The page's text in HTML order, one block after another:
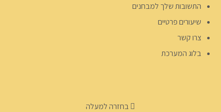
התשובות שלך למבחנים
שיעורים פרטיים
צרו קשר
בלוג המערכת
בחזרה למעלה